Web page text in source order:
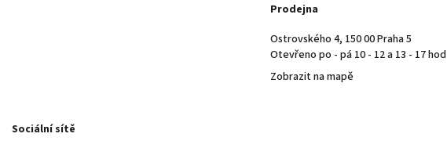
Prodejna
Ostrovského 4, 150 00 Praha 5
Otevřeno po - pá 10 - 12 a 13 - 17 hod
Zobrazit na mapě
Sociální sítě